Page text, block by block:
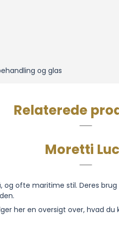
og glas
Relaterede
Moretti
og ofte maritime stil. Deres
her en oversigt over, hvad du